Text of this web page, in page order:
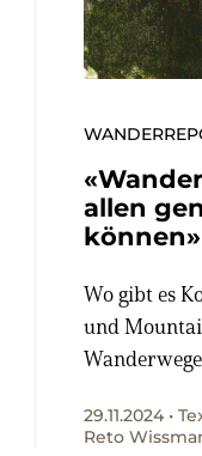
allen
können»
Wo gibt es
und
diesjährigen
29.11.2024 •
Reto